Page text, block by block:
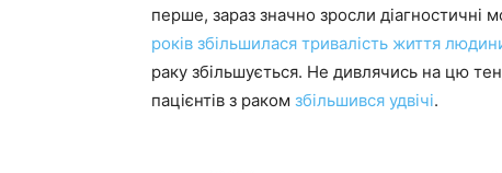
перше, зараз значно зросли
років збільшилася тривалість життя
раку збільшується. Не дивлячись на цю
пацієнтів з раком збільшився удвічі.